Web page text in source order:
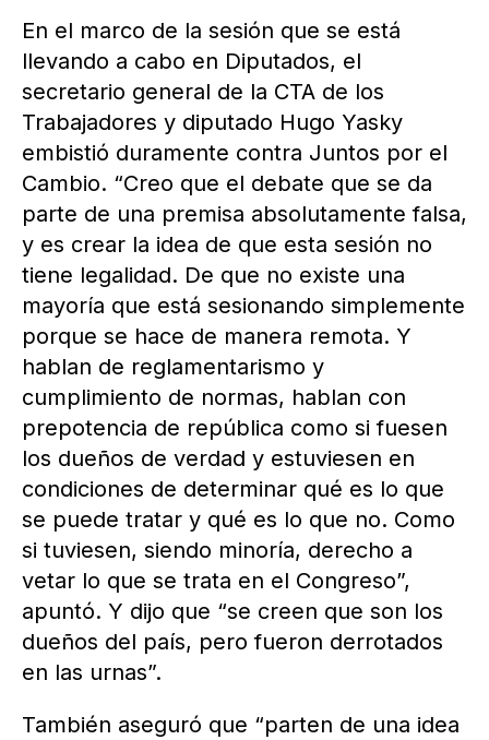
En el marco de la sesión que se está
llevando a cabo en Diputados, el
secretario general de la CTA de los
Trabajadores y diputado Hugo Yasky
embistió duramente contra Juntos por el
Cambio. “Creo que el debate que se da
parte de una premisa absolutamente falsa,
y es crear la idea de que esta sesión no
tiene legalidad. De que no existe una
mayoría que está sesionando simplemente
porque se hace de manera remota. Y
hablan de reglamentarismo y
cumplimiento de normas, hablan con
prepotencia de república como si fuesen
los dueños de verdad y estuviesen en
condiciones de determinar qué es lo que
se puede tratar y qué es lo que no. Como
si tuviesen, siendo minoría, derecho a
vetar lo que se trata en el Congreso”,
apuntó. Y dijo que “se creen que son los
dueños del país, pero fueron derrotados
en las urnas”.
También aseguró que “parten de una idea